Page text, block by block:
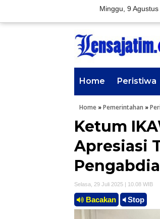
Minggu, 9
Home Peristiwa
Home »Pemerintahan »
Ketum
Apresiasi
Selasa, 29 Juli 2025 | 10.08 WIB
Bacakan Stop